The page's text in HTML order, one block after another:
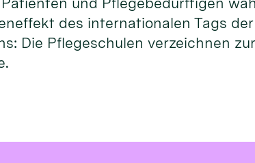
des internationalen Tags
Die Pflegeschulen verzeichnen